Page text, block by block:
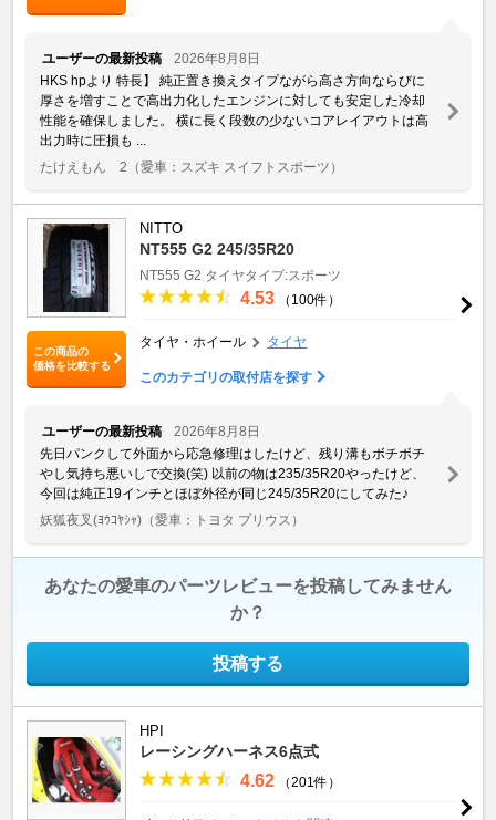
ユーザーの最新投稿
2026年8月8日
HKS hpより 特長】 純正置き換えタイプながら高さ方向ならびに
厚さを増すことで高出力化したエンジンに対しても安定した冷却
性能を確保しました。 横に長く段数の少ないコアレイアウトは高
出力時に圧損も ...
たけえもん 2 （愛車：スズキ スイフトスポーツ）
この商品の
価格を比較する
NITTO
NT555 G2 245/35R20
NT555 G2 タイヤタイプ:スポーツ
4.53 （100件）
タイヤ・ホイール タイヤ
このカテゴリの取付店を探す
ユーザーの最新投稿
2026年8月8日
先日パンクして外面から応急修理はしたけど、残り溝もボチボチ
やし気持ち悪いしで交換(笑) 以前の物は235/35R20やったけど、
今回は純正19インチとほぼ外径が同じ245/35R20にしてみた♪
妖狐夜叉(ﾖｳｺﾔｼｬ) （愛車：トヨタ プリウス）
あなたの愛車のパーツレビューを投稿してみません
か？
投稿する
HPI
レーシングハーネス6点式
4.62 （201件）